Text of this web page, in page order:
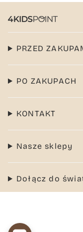
PRZED
PO ZAKUPACH
KONTAKT
Nasze sklepy
Dołącz do